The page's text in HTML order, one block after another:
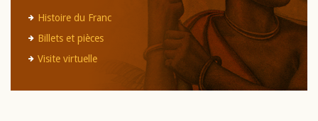
Histoire du Franc
Billets et pièces
Visite virtuelle